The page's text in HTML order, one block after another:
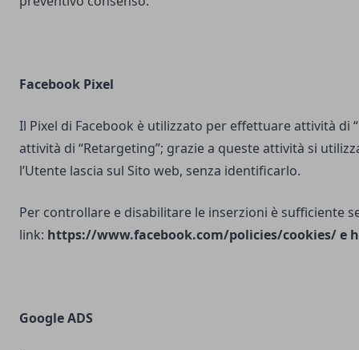
Facebook Pixel
Il Pixel di Facebook è utilizzato per effettuare attività di
attività di “Retargeting”; grazie a queste attività si
l’Utente lascia sul Sito web, senza identificarlo.
Per controllare e disabilitare le inserzioni è sufficiente
link: https://www.facebook.com/policies/cookies/e
Google ADS